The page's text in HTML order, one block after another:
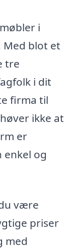
i
blot et
tre
i dit
firma til
ikke at
er
enkel og
være
priser
med